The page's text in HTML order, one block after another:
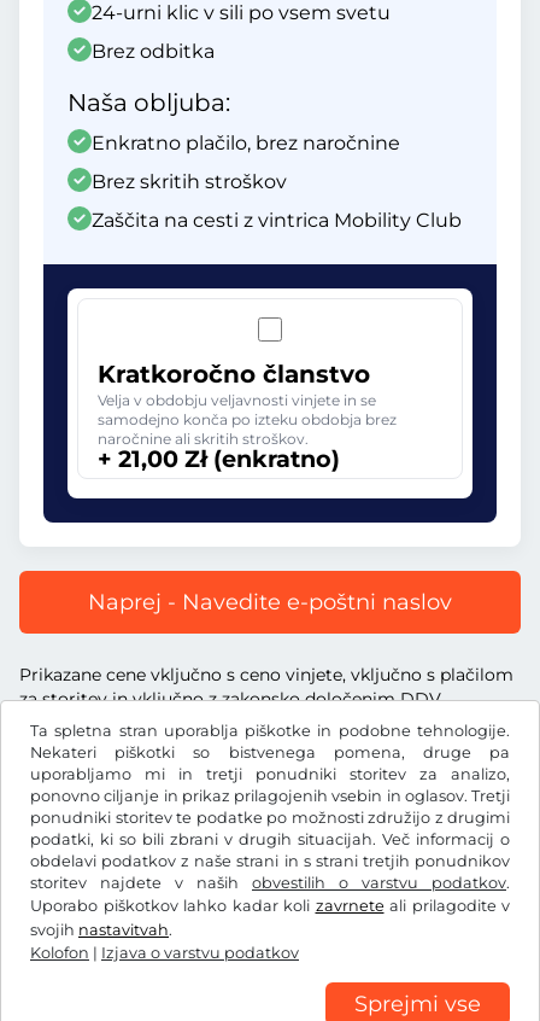
Ta spletna stran uporablja piškotke in podobne tehnologije.
Nekateri piškotki so bistvenega pomena, druge pa
uporabljamo mi in tretji ponudniki storitev za analizo,
ponovno ciljanje in prikaz prilagojenih vsebin in oglasov. Tretji
ponudniki storitev te podatke po možnosti združijo z drugimi
podatki, ki so bili zbrani v drugih situacijah. Več informacij o
obdelavi podatkov z naše strani in s strani tretjih ponudnikov
storitev najdete v naših obvestilih o varstvu podatkov.
Uporabo piškotkov lahko kadar koli zavrneteali prilagodite v
svojih nastavitvah.
Kolofon | Izjava o varstvu podatkov
Sprejmi vse
24-urni klic v sili po vsem svetu
Brez odbitka
Naša obljuba:
Enkratno plačilo, brez naročnine
Brez skritih stroškov
Zaščita na cesti z vintrica Mobility Club
Kratkoročno članstvo
Velja v obdobju veljavnosti vinjete in se
samodejno konča po izteku obdobja brez
naročnine ali skritih stroškov.
+ 21,00 Zł (enkratno)
Naprej - Navedite e-poštni naslov
Prikazane cene vključno s ceno vinjete, vključno s plačilom
za storitev in vključno z zakonsko določenim DDV.
ZłPLN
Facebook Instagram
Splošni pogoji poslovanja/preklicna pravica
Nastavitve piškotkov Kolofon